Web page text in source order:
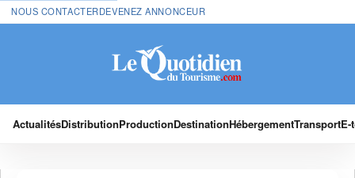
NOUS CONTACTERDEVENEZ ANNONCEUR
ActualitésDistributionProductionDestinationHébergementTransport